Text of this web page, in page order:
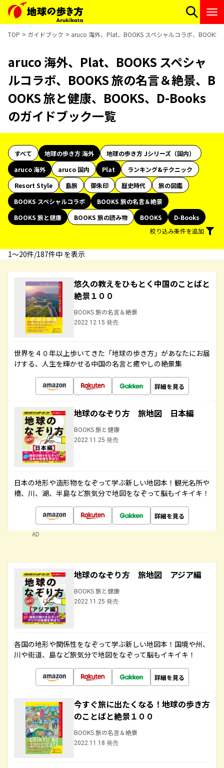
TOP ガイドブック aruco 海外、Plat、BOOKS スペシャルコラボ、BOOKS
aruco 海外、Plat、BOOKS スペシャ
ルコラボ、BOOKS 旅の名言＆絶景、B
OOKS 旅と健康、BOOKS、D-Books
のガイドブック一覧
すべて 地球の歩き方 海外
地球の歩き方 Jシリーズ（国内）
aruco 海外
aruco 国内 Plat
ランキング&テクニック
Resort Style
島旅 御朱印 歴史時代
旅の図鑑
BOOKS スペシャルコラボ
BOOKS 旅の名言＆絶景
BOOKS 旅と健康
BOOKS 旅の読み物 BOOKS
D-Books
絞り込み条件を追加
1〜20件/187件中 を表示
悠久の教えをひもとく中国のことばと
絶景１００
BOOKS 旅の名言＆絶景
2022.12.15 発売
世界を４０年以上歩いてきた「地球の歩き方」があなたにお届
けする、人生を輝かせる中国の名言と癒やしの絶景集
詳細を見る
地球のなぞり方 旅地図 日本編
BOOKS 旅と健康
2022.11.25 発売
日本の地形や造形物をなぞって学ぶ新しい地図本！観光名所や
橋、川、湖、半島など旅気分で地図をなぞって脳もイキイキ！
詳細を見る
AD
地球のなぞり方 旅地図 アジア編
BOOKS 旅と健康
2022.11.25 発売
各国の地形や関係性をなぞって学ぶ新しい地図本！国境や州、
川や街道、島など旅気分で地図をなぞって脳もイキイキ！
詳細を見る
今すぐ旅に出たくなる！地球の歩き方
のことばと絶景１００
BOOKS 旅の名言＆絶景
2022.11.18 発売